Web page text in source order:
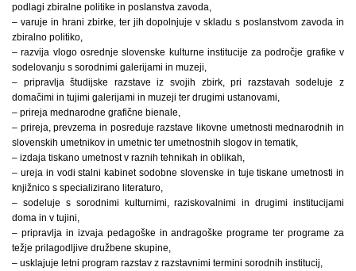
podlagi zbiralne politike in poslanstva zavoda,
– varuje in hrani zbirke, ter jih dopolnjuje v skladu s poslanstvom zavoda in
zbiralno politiko,
– razvija vlogo osrednje slovenske kulturne institucije za področje grafike v
sodelovanju s sorodnimi galerijami in muzeji,
– pripravlja študijske razstave iz svojih zbirk, pri razstavah sodeluje z
domačimi in tujimi galerijami in muzeji ter drugimi ustanovami,
– prireja mednarodne grafične bienale,
– prireja, prevzema in posreduje razstave likovne umetnosti mednarodnih in
slovenskih umetnikov in umetnic ter umetnostnih slogov in tematik,
– izdaja tiskano umetnost v raznih tehnikah in oblikah,
– ureja in vodi stalni kabinet sodobne slovenske in tuje tiskane umetnosti in
knjižnico s specializirano literaturo,
– sodeluje s sorodnimi kulturnimi, raziskovalnimi in drugimi institucijami
doma in v tujini,
– pripravlja in izvaja pedagoške in andragoške programe ter programe za
težje prilagodljive družbene skupine,
– usklajuje letni program razstav z razstavnimi termini sorodnih institucij,